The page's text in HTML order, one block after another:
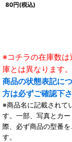
80円(税込)
※コチラの在庫数
庫とは異なります。
商品の状態表記に
方は必ずご確認下さ
※商品名に記載されて
す。一部、写真とカ
際、必ず商品の型番
す。